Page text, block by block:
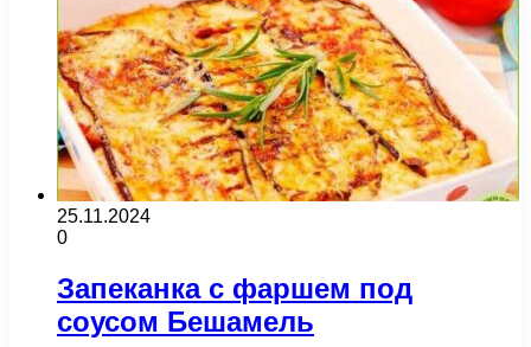
25.11.2024
0
Запеканка с фаршем под
соусом Бешамель